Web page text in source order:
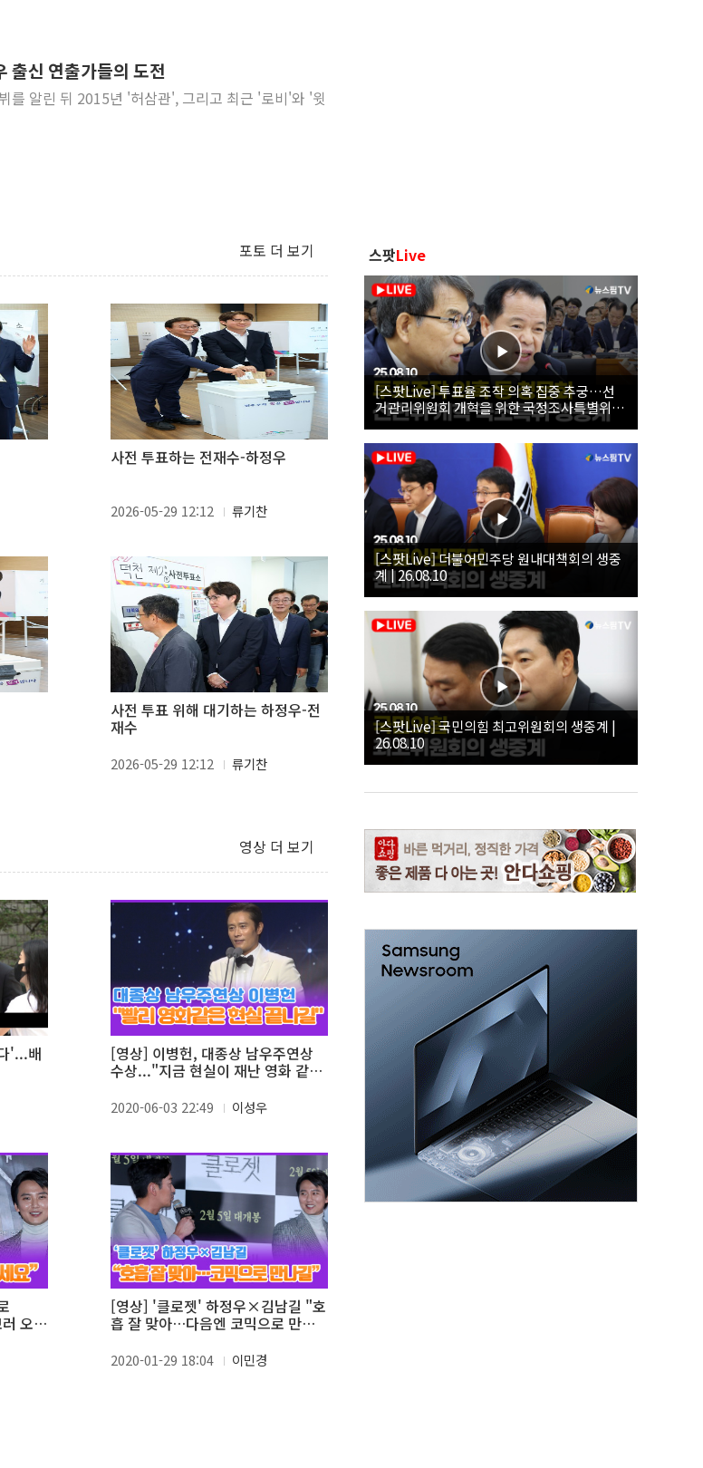
신 연출가들의 도전
를 알린 뒤 2015년 '허삼관', 그리고 최근 '로비'와 '윗
포토 더 보기
사전 투표하는 전재수-하정우
2026-05-29 12:12 류기찬
사전 투표 위해 대기하는 하정우-전
재수
2026-05-29 12:12 류기찬
영상 더 보기
'...배 [영상] 이병헌, 대종상 남우주연상
수상..."지금 현실이 재난 영화 같
2020-06-03 22:49 이성우
오세
[영상] '클로젯' 하정우×김남길 "호
흡 잘 맞아…다음엔 코믹으로 만나
2020-01-29 18:04 이민경
스팟Live
[스팟Live] 투표율 조작 의혹 집중 추궁…선
거관리위원회 개혁을 위한 국정조사특별위원
회 | 26.08.10
[스팟Live] 더불어민주당 원내대책회의 생중
계 | 26.08.10
[스팟Live] 국민의힘 최고위원회의 생중계 |
26.08.10